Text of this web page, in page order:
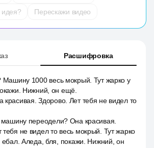
идея?
Перескажи видео
Расшифровка
Машину 1000 весь мокрый. Тут жарко у
Нижний, он ещё.
Здорово. Лет тебя не видел то
переодели? Она красивая.
не видел то весь мокрый. Тут жарко
ебал. Аледа, бля, покажи. Нижний, он